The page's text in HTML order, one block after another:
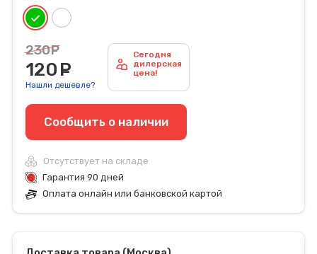
230 руб.
120 руб.
Нашли дешевле?
Сегодня
дилерская
цена!
Сообщить o наличии
Отсутствует на складе
Гарантия 90 дней
Оплата онлайн или банковской картой